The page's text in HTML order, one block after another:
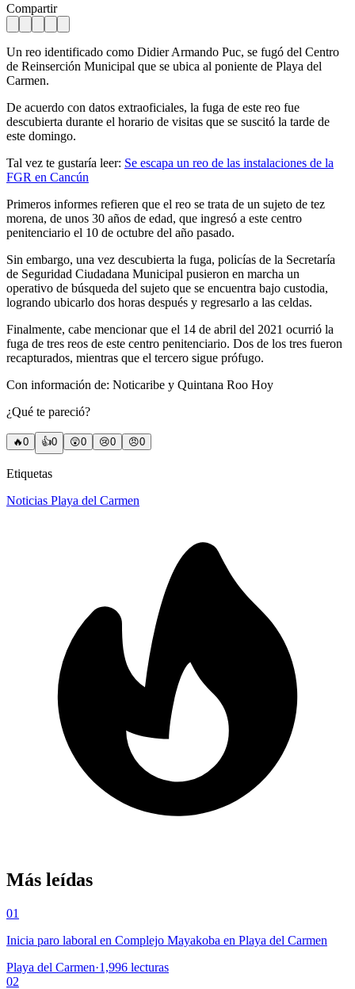
Compartir
Un reo identificado como Didier Armando Puc, se fugó del Centro
de Reinserción Municipal que se ubica al poniente de Playa del
Carmen.
De acuerdo con datos extraoficiales, la fuga de este reo fue
descubierta durante el horario de visitas que se suscitó la tarde de
este domingo.
Tal vez te gustaría leer: Se escapa un reo de las instalaciones de la
FGR en Cancún
Primeros informes refieren que el reo se trata de un sujeto de tez
morena, de unos 30 años de edad, que ingresó a este centro
penitenciario el 10 de octubre del año pasado.
Sin embargo, una vez descubierta la fuga, policías de la Secretaría
de Seguridad Ciudadana Municipal pusieron en marcha un
operativo de búsqueda del sujeto que se encuentra bajo custodia,
logrando ubicarlo dos horas después y regresarlo a las celdas.
Finalmente, cabe mencionar que el 14 de abril del 2021 ocurrió la
fuga de tres reos de este centro penitenciario. Dos de los tres fueron
recapturados, mientras que el tercero sigue prófugo.
Con información de: Noticaribe y Quintana Roo Hoy
¿Qué te pareció?
🔥0 👍0 😲0 😢0 😠0
Etiquetas
Noticias Playa del Carmen
Más leídas
01
Inicia paro laboral en Complejo Mayakoba en Playa del Carmen
Playa del Carmen·1,996 lecturas
02